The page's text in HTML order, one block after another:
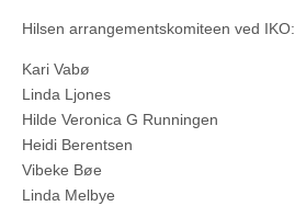
Hilsen arrangementskomiteen ved IKO:
Kari Vabø
Linda Ljones
Hilde Veronica G Runningen
Heidi Berentsen
Vibeke Bøe
Linda Melbye